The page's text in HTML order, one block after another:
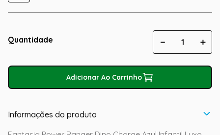
Quantidade ＋
－
Adicionar Ao Carrinho
Informações do produto